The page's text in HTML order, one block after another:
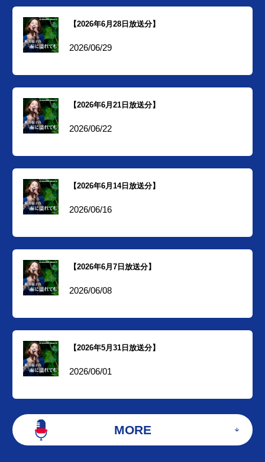
【2026年6月28日放送分】
2026/06/29
【2026年6月21日放送分】
2026/06/22
【2026年6月14日放送分】
2026/06/16
【2026年6月7日放送分】
2026/06/08
【2026年5月31日放送分】
2026/06/01
MORE